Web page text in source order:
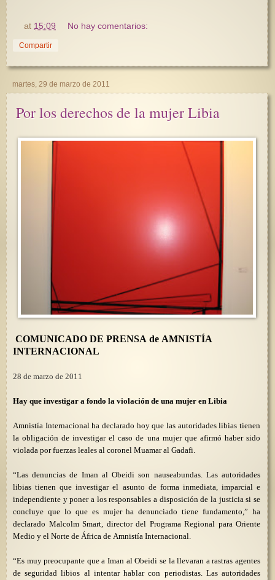
at 15:09 No hay comentarios:
Compartir
martes, 29 de marzo de 2011
Por los derechos de la mujer Libia
COMUNICADO DE PRENSA de AMNISTÍA
INTERNACIONAL
28 de marzo de 2011
Hay que investigar a fondo la violación de una mujer en Libia
Amnistía Internacional ha declarado hoy que las autoridades libias tienen
la obligación de investigar el caso de una mujer que afirmó haber sido
violada por fuerzas leales al coronel Muamar al Gadafi.
“Las denuncias de Iman al Obeidi son nauseabundas. Las autoridades
libias tienen que investigar el asunto de forma inmediata, imparcial e
independiente y poner a los responsables a disposición de la justicia si se
concluye que lo que es mujer ha denunciado tiene fundamento,” ha
declarado Malcolm Smart, director del Programa Regional para Oriente
Medio y el Norte de África de Amnistía Internacional.
“Es muy preocupante que a Iman al Obeidi se la llevaran a rastras agentes
de seguridad libios al intentar hablar con periodistas. Las autoridades